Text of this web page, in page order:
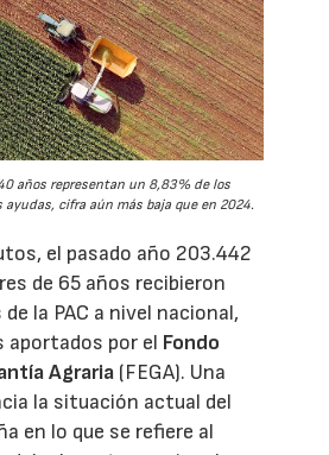
años representan un 8,83% de los
ayudas, cifra aún más baja que en 2024.
el pasado año 203.442
de 65 años recibieron
la PAC a nivel nacional,
aportados por el Fondo
Agraria (FEGA). Una
la situación actual del
en lo que se refiere al